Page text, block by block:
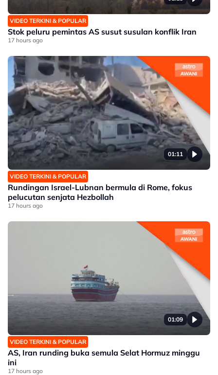
VIDEO TERKINI & POPULAR
Stok peluru pemintas AS susut susulan konflik Iran
17 hours ago
01:11
VIDEO TERKINI & POPULAR
Rundingan Israel-Lubnan bermula di Rome, fokus
pelucutan senjata Hezbollah
17 hours ago
01:09
VIDEO TERKINI & POPULAR
AS, Iran runding buka semula Selat Hormuz minggu
ini
17 hours ago